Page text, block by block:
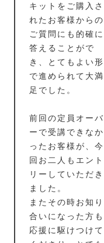
キットをご購入さ
れたお客様からの
ご質問にも的確に
答えることがで
き、とてもよい形
で進められて大満
足でした。
前回の定員オーバ
ーで受講できなか
ったお客様が、今
回お二人もエント
リーしていただき
ました。
またその時お知り
合いになった方も
応援に駆けつけて